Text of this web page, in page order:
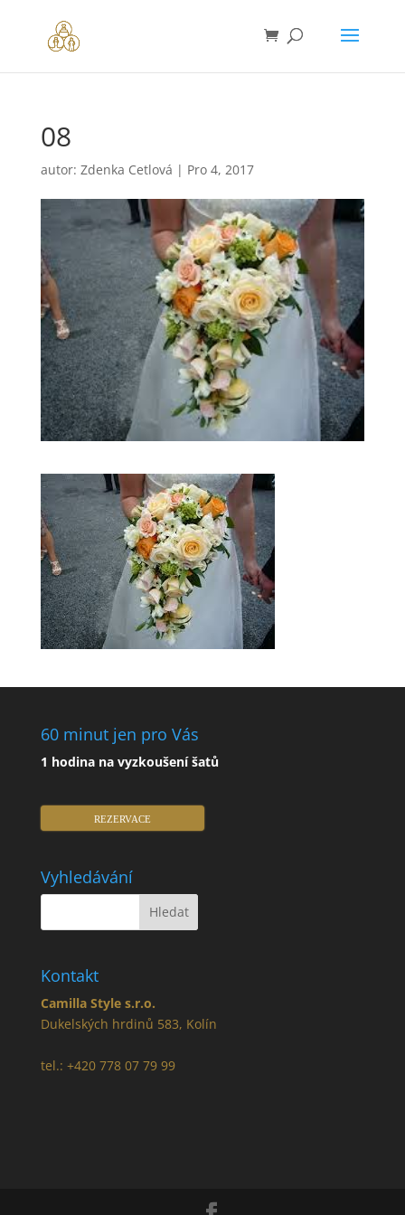
08
autor: Zdenka Cetlová | Pro 4, 2017
60 minut jen pro Vás
1 hodina na vyzkoušení šatů
REZERVACE
Vyhledávání
Kontakt
Camilla Style s.r.o.
Dukelských hrdinů 583, Kolín
tel.: +420 778 07 79 99